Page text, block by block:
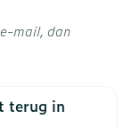
terug in
mail, dan